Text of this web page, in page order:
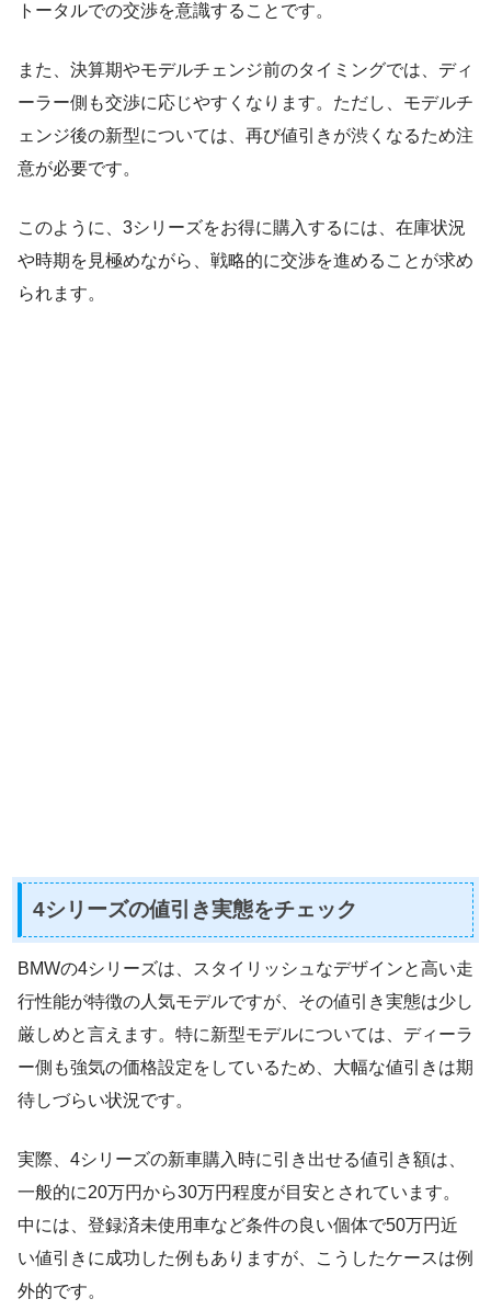
トータルでの交渉を意識することです。
また、決算期やモデルチェンジ前のタイミングでは、ディ
ーラー側も交渉に応じやすくなります。ただし、モデルチ
ェンジ後の新型については、再び値引きが渋くなるため注
意が必要です。
このように、3シリーズをお得に購入するには、在庫状況
や時期を見極めながら、戦略的に交渉を進めることが求め
られます。
4シリーズの値引き実態をチェック
BMWの4シリーズは、スタイリッシュなデザインと高い走
行性能が特徴の人気モデルですが、その値引き実態は少し
厳しめと言えます。特に新型モデルについては、ディーラ
ー側も強気の価格設定をしているため、大幅な値引きは期
待しづらい状況です。
実際、4シリーズの新車購入時に引き出せる値引き額は、
一般的に20万円から30万円程度が目安とされています。
中には、登録済未使用車など条件の良い個体で50万円近
い値引きに成功した例もありますが、こうしたケースは例
外的です。